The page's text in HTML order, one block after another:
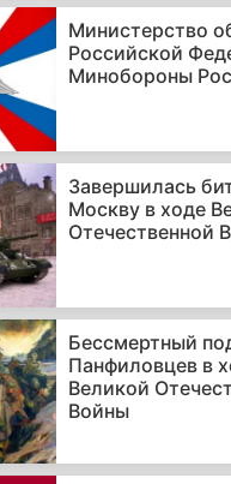
Министерство
Российской
Минобороны
Завершилась
Москву в ходе
Отечественной
Бессмертный
Панфиловцев в
Великой
Войны